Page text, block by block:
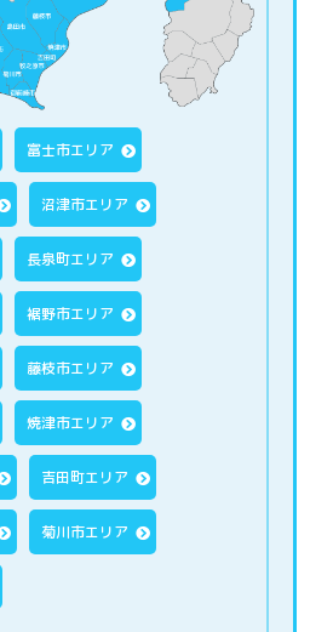
富士市エリア
沼津市エリア
長泉町エリア
裾野市エリア
藤枝市エリア
焼津市エリア
吉田町エリア
菊川市エリア